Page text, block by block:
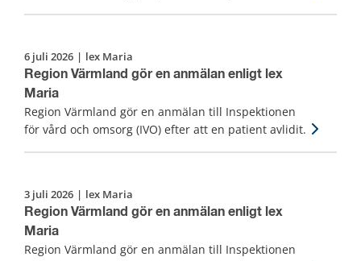
6 juli 2026 | lex Maria
Region Värmland gör en anmälan enligt lex
Maria
Region Värmland gör en anmälan till Inspektionen
för vård och omsorg (IVO) efter att en patient avlidit.
3 juli 2026 | lex Maria
Region Värmland gör en anmälan enligt lex
Maria
Region Värmland gör en anmälan till Inspektionen